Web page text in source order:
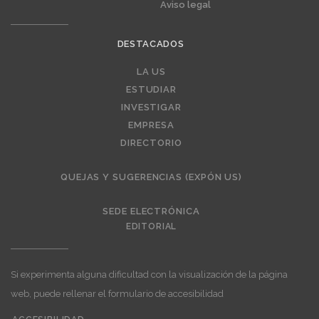
Aviso legal
DESTACADOS
LA US
ESTUDIAR
INVESTIGAR
EMPRESA
DIRECTORIO
QUEJAS Y SUGERENCIAS (EXPÓN US)
SEDE ELECTRÓNICA
EDITORIAL
Si experimenta alguna dificultad con la visualización de la página
web, puede rellenar el formulario de accesibilidad